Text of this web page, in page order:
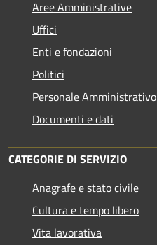
Aree Amministrative
Uffici
Enti e fondazioni
Politici
Personale Amministrativo
Documenti e dati
CATEGORIE DI SERVIZIO
Anagrafe e stato civile
Cultura e tempo libero
Vita lavorativa